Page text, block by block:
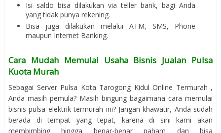
Isi saldo bisa dilakukan via teller bank, bagi Anda
yang tidak punya rekening.
Bisa juga dilakukan melalui ATM, SMS, Phone
maupun Internet Banking.
Cara Mudah Memulai Usaha Bisnis Jualan Pulsa
Kuota Murah
Sebagai Server Pulsa Kota Tarogong Kidul Online Termurah ,
Anda masih pemula? Masih bingung bagaimana cara memulai
bisnis pulsa elektrik termurah ini? Jangan khawatir, Anda sudah
berada di tempat yang tepat, karena di sini kami akan
membimbing hingga benar-benar paham dan bisa